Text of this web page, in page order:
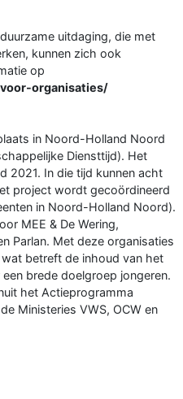
uitdaging, die met
kunnen zich ook
op
organisaties/
in Noord-Holland Noord
Diensttijd). Het
2021. In die tijd kunnen acht
project wordt gecoördineerd
in Noord-Holland Noord).
MEE & De Wering,
Parlan. Met deze organisaties
betreft de inhoud van het
brede doelgroep jongeren.
het Actieprogramma
Ministeries VWS, OCW en